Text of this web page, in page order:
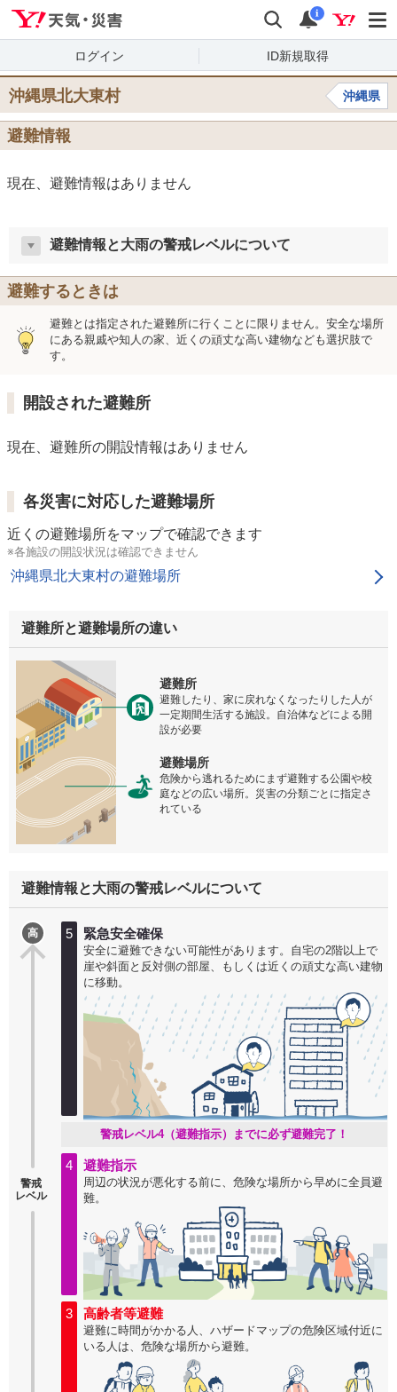
検索 通知
i
ログイン ID新規取得
沖縄県北大東村 沖縄県
避難情報
現在、避難情報はありません
避難情報と大雨の警戒レベルについて
避難するときは
避難とは指定された避難所に行くことに限りません。安全な場所
にある親戚や知人の家、近くの頑丈な高い建物なども選択肢で
す。
開設された避難所
現在、避難所の開設情報はありません
各災害に対応した避難場所
近くの避難場所をマップで確認できます
※各施設の開設状況は確認できません
沖縄県北大東村の避難場所
避難所と避難場所の違い
避難所
避難したり、家に戻れなくなったりした人が
一定期間生活する施設。自治体などによる開
設が必要
避難場所
危険から逃れるためにまず避難する公園や校
庭などの広い場所。災害の分類ごとに指定さ
れている
避難情報と大雨の警戒レベルについて
警戒
レベル
高 5 緊急安全確保
安全に避難できない可能性があります。自宅の2階以上で
崖や斜面と反対側の部屋、もしくは近くの頑丈な高い建物
に移動。
警戒レベル4（避難指示）までに必ず避難完了！
4 避難指示
周辺の状況が悪化する前に、危険な場所から早めに全員避
難。
3 高齢者等避難
避難に時間がかかる人、ハザードマップの危険区域付近に
いる人は、危険な場所から避難。